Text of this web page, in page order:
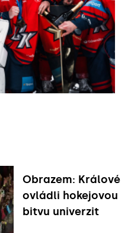
Obrazem: Králové
ovládli hokejovou
bitvu univerzit